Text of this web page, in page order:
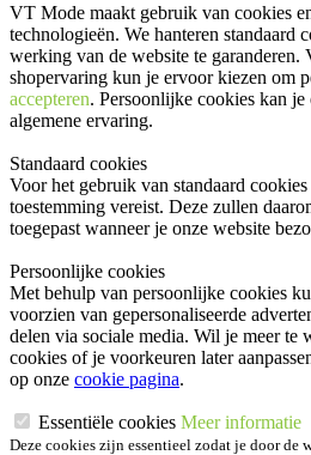
VT Mode maakt gebruik van cookies
technologieën. We hanteren standaard
werking van de website te garanderen.
shopervaring kun je ervoor kiezen om
accepteren. Persoonlijke cookies kan je
algemene ervaring.
Standaard cookies
Voor het gebruik van standaard
toestemming vereist. Deze zullen
toegepast wanneer je onze website
Persoonlijke cookies
Met behulp van persoonlijke cookies
voorzien van gepersonaliseerde
delen via sociale media. Wil je meer te
cookies of je voorkeuren later
op onze cookie pagina.
Essentiële cookies Meer informatie
Deze cookies zijn essentieel zodat je door de